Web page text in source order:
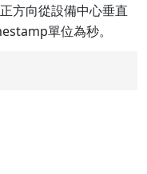
方向從設備中心垂直
單位為秒。